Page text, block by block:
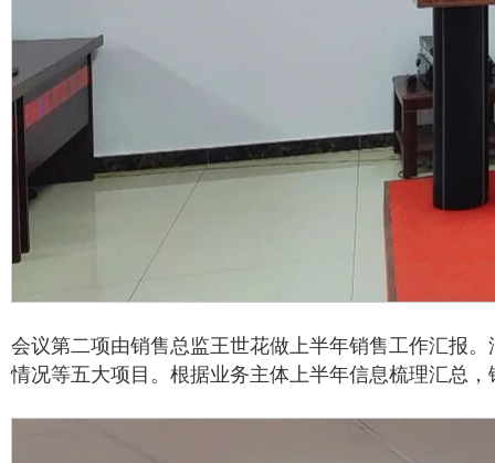
会议第二项由销售总监王世花做上半年销售工作汇报
情况等五大项目。根据业务主体上半年信息梳理汇总